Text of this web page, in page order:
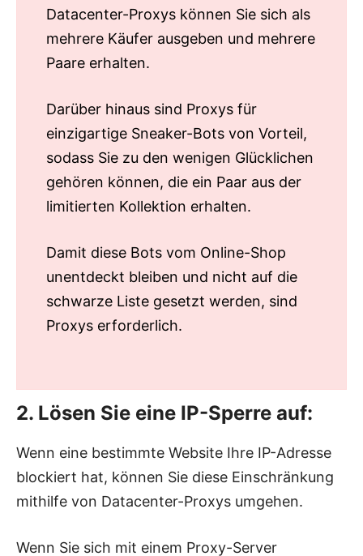
Datacenter-Proxys können Sie sich als
mehrere Käufer ausgeben und mehrere
Paare erhalten.
Darüber hinaus sind Proxys für
einzigartige Sneaker-Bots von Vorteil,
sodass Sie zu den wenigen Glücklichen
gehören können, die ein Paar aus der
limitierten Kollektion erhalten.
Damit diese Bots vom Online-Shop
unentdeckt bleiben und nicht auf die
schwarze Liste gesetzt werden, sind
Proxys erforderlich.
2. Lösen Sie eine IP-Sperre auf:
Wenn eine bestimmte Website Ihre IP-Adresse
blockiert hat, können Sie diese Einschränkung
mithilfe von Datacenter-Proxys umgehen.
Wenn Sie sich mit einem Proxy-Server